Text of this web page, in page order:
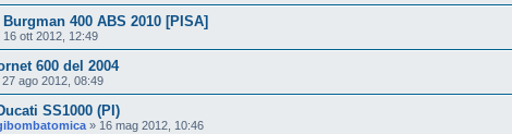
Burgman 400 ABS 2010 [PISA]
16 ott 2012, 12:49
600 del 2004
27 ago 2012, 08:49
SS1000 (PI)
» 16 mag 2012, 10:46